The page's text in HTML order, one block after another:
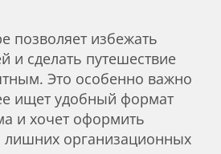
позволяет избежать
и сделать путешествие
Это особенно важно
ищет удобный формат
и хочет оформить
лишних организационных